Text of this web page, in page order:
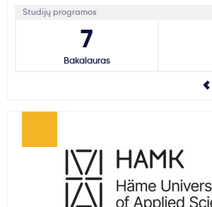
Kaip įstoti?
Svarbu
Paslaugos
Kodėl Kastu?
Naujienos
Studijų programos
7
Bakalauras